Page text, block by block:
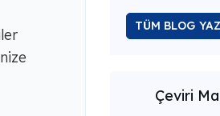
TÜM BLOG
Çeviri